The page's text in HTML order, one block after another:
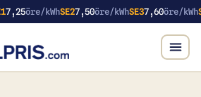
7,25öre/kWhSE27,50öre/kWhSE37,60öre/kWh